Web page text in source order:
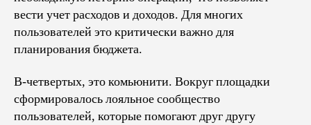
вести учет расходов и доходов. Для многих
пользователей это критически важно для
планирования бюджета.
В-четвертых, это комьюнити. Вокруг площадки
сформировалось лояльное сообщество
пользователей, которые помогают друг другу